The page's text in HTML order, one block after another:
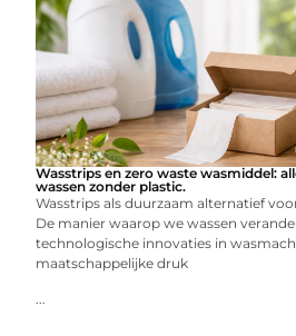
Wasstrips en zero waste wasmiddel:
wassen zonder plastic.
Wasstrips als duurzaam alternatief
De manier waarop we wassen
technologische innovaties in
maatschappelijke druk
...